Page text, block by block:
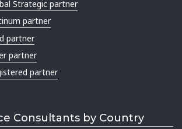
Strategic partner
partner
partner
partner
partner
Consultants by Country